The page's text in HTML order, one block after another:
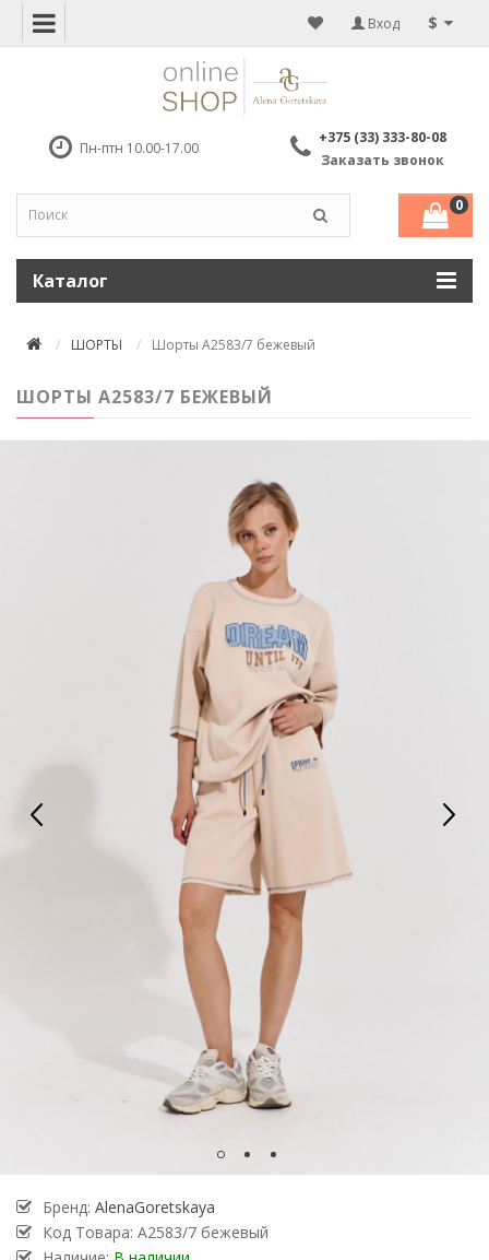
$
Вход
Пн-птн 10.00-17.00
+375 (33) 333-80-08
Заказать звонок
0
Каталог
ШОРТЫ Шорты А2583/7 бежевый
ШОРТЫ А2583/7 БЕЖЕВЫЙ
Бренд: AlenaGoretskaya
Код Товара: А2583/7 бежевый